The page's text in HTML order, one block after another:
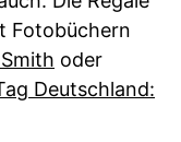
Fotobüchern
oder
Deutschland: